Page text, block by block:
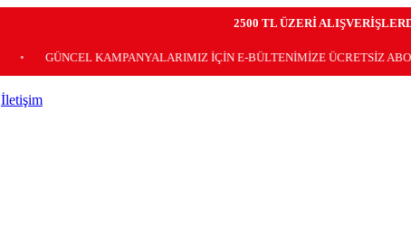
2500 TL ÜZERİ
GÜNCEL KAMPANYALARIMIZ İÇİN E-BÜLTENİMİZE ÜCRETSİZ ABONE
İletişim